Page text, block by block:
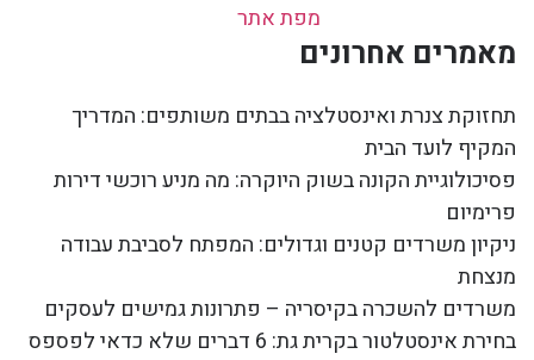
מפת אתר
מאמרים אחרונים
תחזוקת צנרת ואינסטלציה בבתים משותפים: המדריך
המקיף לועד הבית
פסיכולוגיית הקונה בשוק היוקרה: מה מניע רוכשי דירות
פרימיום
ניקיון משרדים קטנים וגדולים: המפתח לסביבת עבודה
מנצחת
משרדים להשכרה בקיסריה – פתרונות גמישים לעסקים
בחירת אינסטלטור בקרית גת: 6 דברים שלא כדאי לפספס